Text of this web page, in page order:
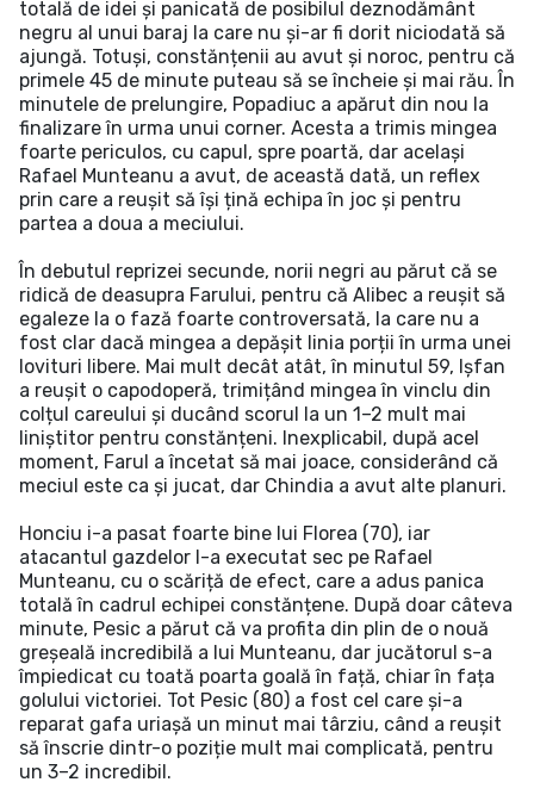
totală de idei și panicată de posibilul deznodământ
negru al unui baraj la care nu și-ar fi dorit niciodată să
ajungă. Totuși, constănțenii au avut și noroc, pentru că
primele 45 de minute puteau să se încheie și mai rău. În
minutele de prelungire, Popadiuc a apărut din nou la
finalizare în urma unui corner. Acesta a trimis mingea
foarte periculos, cu capul, spre poartă, dar același
Rafael Munteanu a avut, de această dată, un reflex
prin care a reușit să își țină echipa în joc și pentru
partea a doua a meciului.
În debutul reprizei secunde, norii negri au părut că se
ridică de deasupra Farului, pentru că Alibec a reușit să
egaleze la o fază foarte controversată, la care nu a
fost clar dacă mingea a depășit linia porții în urma unei
lovituri libere. Mai mult decât atât, în minutul 59, Ișfan
a reușit o capodoperă, trimițând mingea în vinclu din
colțul careului și ducând scorul la un 1–2 mult mai
liniștitor pentru constănțeni. Inexplicabil, după acel
moment, Farul a încetat să mai joace, considerând că
meciul este ca și jucat, dar Chindia a avut alte planuri.
Honciu i-a pasat foarte bine lui Florea (70), iar
atacantul gazdelor l-a executat sec pe Rafael
Munteanu, cu o scăriță de efect, care a adus panica
totală în cadrul echipei constănțene. După doar câteva
minute, Pesic a părut că va profita din plin de o nouă
greșeală incredibilă a lui Munteanu, dar jucătorul s-a
împiedicat cu toată poarta goală în față, chiar în fața
golului victoriei. Tot Pesic (80) a fost cel care și-a
reparat gafa uriașă un minut mai târziu, când a reușit
să înscrie dintr-o poziție mult mai complicată, pentru
un 3–2 incredibil.